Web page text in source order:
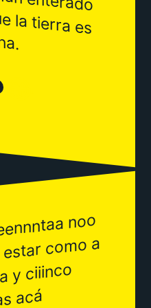
😂
noo
estar co
a
y ciiinco
acá